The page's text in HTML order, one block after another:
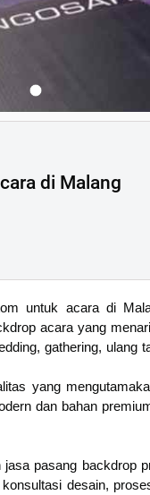
di Malang
untuk acara di
acara yang
gathering, ulang
yang
dan bahan
pasang backdrop
desain,